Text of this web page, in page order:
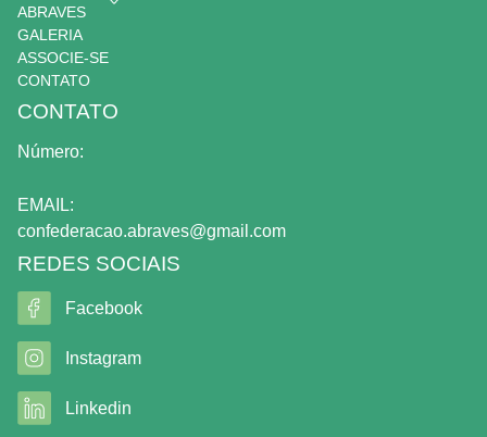
ABRAVES
GALERIA
ASSOCIE-SE
CONTATO
CONTATO
Número:
EMAIL:
confederacao.abraves@gmail.com
REDES SOCIAIS
Facebook
Instagram
Linkedin